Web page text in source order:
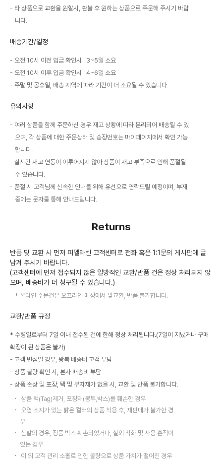
타 상품으로 교환을 원할시, 환불 후 원하는 상품으로 주문해 주시기 바랍
니다.
배송기간/일정
오전 10시 이전 입금 확인시 : 3~5일 소요
오전 10시 이후 입금 확인시 : 4~6일 소요
주말 및 공휴일, 배송 지역에 따라 기간이 더 소요될 수 있습니다.
유의사항
여러 상품을 함께 주문하신 경우 재고 상황에 따라 분리되어 배송될 수 있
으며, 각 상품에 대한 주문상태 및 송장번호는 마이페이지에서 확인 가능
합니다.
실시간 재고 연동이 이루어지지 않아 상품이 재고 부족으로 인해 품절될
수 있습니다.
품절 시 고객님께 신속한 안내를 위해 유선으로 연락드릴 예정이며, 부재
중에는 문자를 통해 안내드립니다.
Returns
반품 및 교환 시 먼저 피엘라벤 고객센터로 전화 혹은 1:1문의 게시판에 글
남겨 주시기 바랍니다.
(고객센터에 먼저 접수되지 않은 일방적인 교환/반품 건은 정상 처리되지 않
으며, 배송비가 더 청구될 수 있습니다.)
온라인 주문건은 오프라인 매장에서 맞교환, 반품 불가합니다.
교환/반품 규정
* 수령일로부터 7일 이내 접수된 건에 한해 정상 처리됩니다.(7일이 지났거나 구매
확정이 된 상품은 불가)
고객 변심일 경우, 왕복 배송비 고객 부담
상품 불량 확인 시, 본사 배송비 부담
상품 손상 및 포장, 택 및 부자재가 없을 시, 교환 및 반품 불가합니다.
상품 택(Tag)제거, 포장재(봉투,박스)를 훼손한 경우
오염 소지가 있는 밝은 컬러의 상품 착용 후, 재판매가 불가한 경
우
신발의 경우, 정품 박스 훼손되었거나, 실외 착화 및 사용 흔적이
있는 경우
이 외 고객 관리 소홀로 인한 불량으로 상품 가치가 떨어진 경우